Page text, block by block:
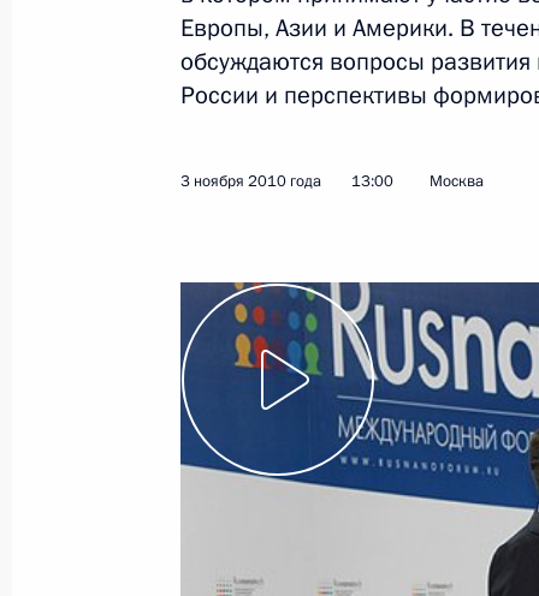
Речи и обращения
5 ноября 2010 года, пятница
Прощание с Виктором
5 ноября 2010 года, 14:00 Москва
4 ноября 2010 года, четверг
Европы, Азии и Америки. В
обсуждаются вопросы
России и перспективы
3 ноября 2010 года 13:00 Москва